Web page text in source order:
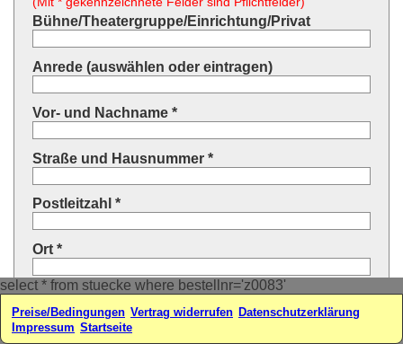
select * from stuecke where bestellnr='z0083'
Bühne/Theatergruppe/Einrichtung/Privat
Anrede (auswählen oder eintragen)
Vor- und Nachname *
Straße und Hausnummer *
Postleitzahl *
Ort *
Land * (auswählen oder eintragen)
Ihre E-Mail-Adresse*
Preise/Bedingungen Vertrag widerrufen Datenschutzerklärung
Impressum Startseite